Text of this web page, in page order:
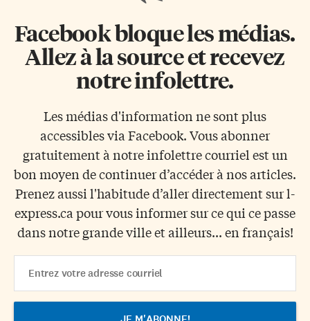
Facebook bloque les médias.
Allez à la source et recevez
notre infolettre.
Les médias d'information ne sont plus
accessibles via Facebook. Vous abonner
gratuitement à notre infolettre courriel est un
bon moyen de continuer d’accéder à nos articles.
Prenez aussi l'habitude d’aller directement sur l-
express.ca pour vous informer sur ce qui ce passe
dans notre grande ville et ailleurs... en français!
Address